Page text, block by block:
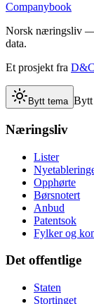
Companybook
Norsk næringsliv —
data.
Et prosjekt fra
Bytt tema Bytt
Næringsliv
Lister
Opphørte
Børsnotert
Anbud
Patentsok
Fylker og
Det offentlige
Staten
Stortinget